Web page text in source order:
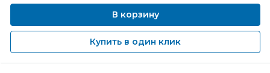
В корзину
Купить в один клик